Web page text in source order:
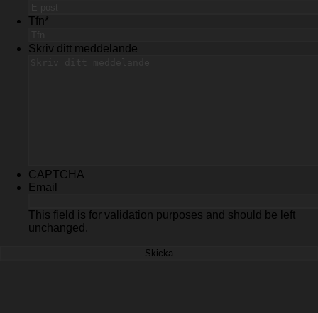
Tfn*
Skriv ditt meddelande
CAPTCHA
Email
This field is for validation purposes and should be left
unchanged.